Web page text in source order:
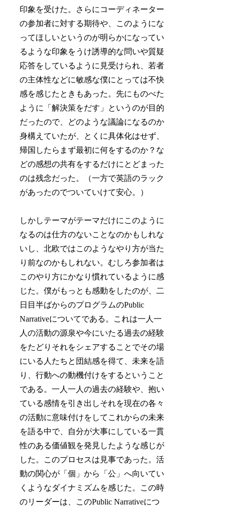
印象を受けた。さらにコーディネーター
の参加者に対する期待や、このようにな
ってほしいというのが明らかになってい
るような印象をうけ誘導的な問いや質疑
応答をしているように見受けられ、若者
の主体性などに敏感な僕にとっては不快
感を感じたときもあった。先にものべた
ように「解決策をだす」というのが目的
だったので、どのような議論になるのか
身構えていたが、とくに具体化はせず、
帰国したらまず最初に何をするのか？な
どの感想の共有をするだけにとどまった
のは残念だった。（一方で英語のラック
があったのでついていけて安心。）
しかしテーマがテーマだけにこのように
なるのは仕方のないことなのかもしれな
いし、北欧ではこのようなやり方が当た
り前なのかもしれない。むしろ参加者は
このやり方にかなり慣れているように感
じた。僕がもっとも感動をしたのが、二
日目半ばからのプログラムのPublic
Narrativeについてである。これは一人一
人の活動の源泉や今にいたる過去の経験
をたどりそれをシェアすることでその場
にいる人たちと団結感を得て、未来を語
り、行動への動機付けをするということ
である。一人一人の過去の経験や、抱い
ている感情を引き出しそれを現在の各々
の活動に意味付けをしてこれからの未来
を語る中で、自分が大事にしている一貫
性のある価値観を発見したような感じが
した。このプロセスは見事であった。活
動の関心が「個」から「公」へ向いてい
くようなダイナミズムを感じた。この時
のリーダーは、このPublic Narrativeにつ